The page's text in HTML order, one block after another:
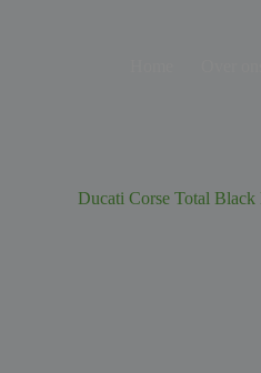
Ducati Corse Total Black